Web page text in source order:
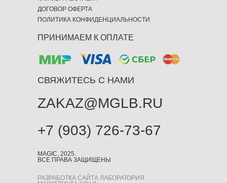
MAGIC, 2025.
ВСЕ ПРАВА ЗАЩИЩЕНЫ
РАЗРАБОТКА САЙТА ЛАБОРАТОРИЯ
ПРИНИМАЕМ К ОПЛАТЕ
СВЯЖИТЕСЬ С НАМИ
+7 (903) 726-73-67
ZAKAZ@MGLB.RU
ДОГОВОР ОФЕРТА
ПОЛИТИКА КОНФИДЕНЦИАЛЬНОСТИ